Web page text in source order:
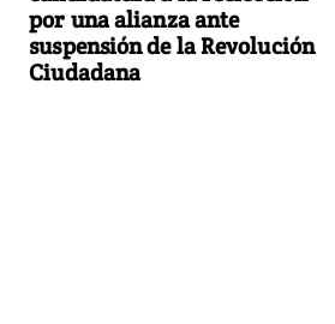
por una alianza ante
suspensión de la Revolución
Ciudadana